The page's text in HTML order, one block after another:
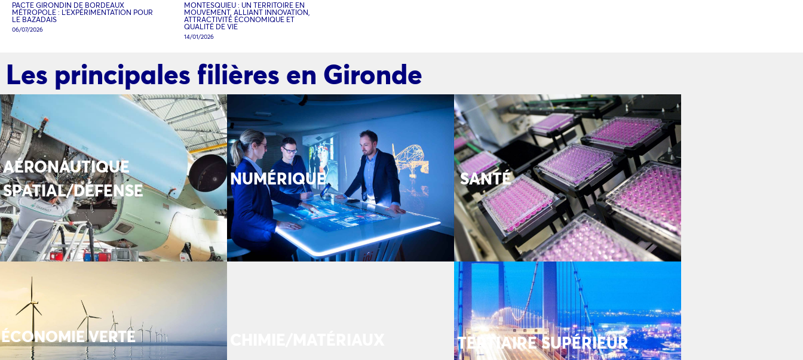
PACTE GIRONDIN DE BORDEAUX
MÉTROPOLE : L’EXPÉRIMENTATION POUR
LE BAZADAIS
06/07/2026
MONTESQUIEU : UN TERRITOIRE EN
MOUVEMENT, ALLIANT INNOVATION,
ATTRACTIVITÉ ÉCONOMIQUE ET
QUALITÉ DE VIE
14/01/2026
Les principales filières en Gironde
AÉRONAUTIQUE
SPATIAL/DÉFENSE
NUMÉRIQUE SANTÉ
ÉCONOMIE VERTE TERTIAIRE SUPÉRIEUR